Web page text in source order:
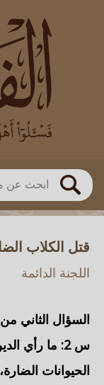
بحث
بن باز
اللجنة
قتل الكلاب
اللجنة الدائمة
السؤال الثاني
س 2: ما رأي الدين في
الحيوانات